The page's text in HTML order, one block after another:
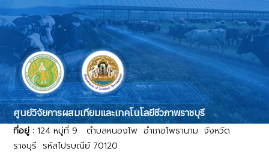
ศูนย์วิจัยการผสมเทียมและเทคโนโลยีชีวภาพราชบุรี
ที่อยู่ :124 หมู่ที่ 9 ตำบลหนองโพ อำเภอโพธานาม จังหวัด
ราชบุรี รหัสไปรษณีย์ 70120